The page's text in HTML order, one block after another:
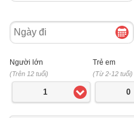
Ngày
đi
Người lớn
(Trên 12 tuổi)
1
Trẻ em
(Từ 2-12 tuổi)
0